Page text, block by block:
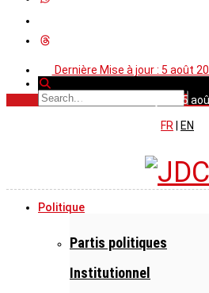
Dernière Mise à jour : 5 août
Dernière Mise à jour : 5
FR
EN
Politique
Partis politiques
Institutionnel